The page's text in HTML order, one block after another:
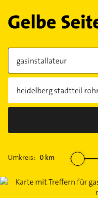
Umkreis: 0 km